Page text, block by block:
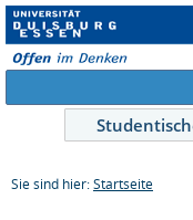
Sie sind hier: Startseite